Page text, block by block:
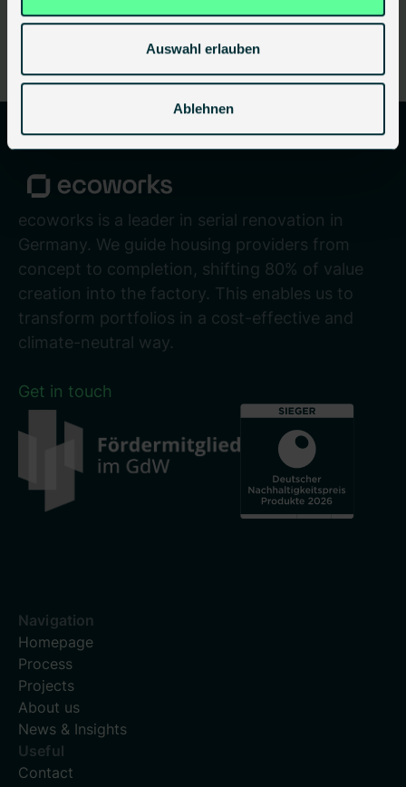
Auswahl erlauben
Ablehnen
-> Read article
ecoworks is a leader in serial renovation in
Germany. We guide housing providers from
concept to completion, shifting 80% of value
creation into the factory. This enables us to
transform portfolios in a cost-effective and
climate-neutral way.
Get in touch
Navigation
Homepage
Process
Projects
About us
News & Insights
Useful
Contact